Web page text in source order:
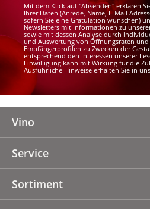
Mit dem Klick auf "Absenden" erklären
Ihrer Daten (Anrede, Name, E-Mail
sofern Sie eine Gratulation wünschen)
Newsletters mit Informationen zu
sowie mit dessen Analyse durch
und Auswertung von Öffnungsraten
Empfängerprofilen zu Zwecken der
entsprechend den Interessen unserer
Einwilligung kann mit Wirkung für die
Ausführliche Hinweise erhalten Sie in
Vino
Service
Sortiment